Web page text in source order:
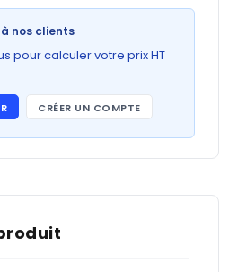
nos clients
pour calculer votre prix HT
CRÉER UN COMPTE